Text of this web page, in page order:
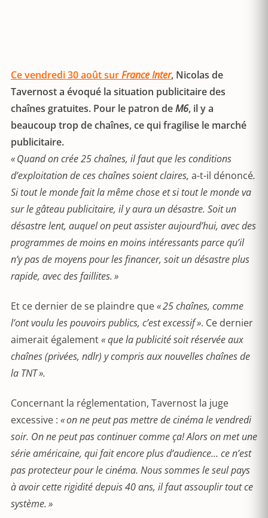
Ce vendredi 30 août surFrance Inter, Nicolas de
Tavernost a évoqué la situation publicitaire des
chaînes gratuites. Pour le patron deM6, il y a
beaucoup trop de chaînes, ce qui fragilise le marché
publicitaire.
« Quand on crée 25 chaînes, il faut que les conditions
d’exploitation de ces chaînes soient claires, a-t-il dénoncé.
Si tout le monde fait la même chose et si tout le monde va
sur le gâteau publicitaire, il y aura un désastre. Soit un
désastre lent, auquel on peut assister aujourd’hui, avec des
programmes de moins en moins intéressants parce qu’il
n’y pas de moyens pour les financer, soit un désastre plus
rapide, avec des faillites. »
Et ce dernier de se plaindre que« 25 chaînes, comme
l’ont voulu les pouvoirs publics, c’est excessif ». Ce dernier
aimerait également« que la publicité soit réservée aux
chaînes (privées, ndlr) y compris aux nouvelles chaînes de
la TNT ».
Concernant la réglementation, Tavernost la juge
excessive : « on ne peut pas mettre de cinéma le vendredi
soir. On ne peut pas continuer comme ça! Alors on met une
série américaine, qui fait encore plus d’audience… ce n’est
pas protecteur pour le cinéma. Nous sommes le seul pays
à avoir cette rigidité depuis 40 ans, il faut assouplir tout ce
système. »